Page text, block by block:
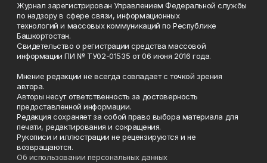
Журнал зарегистрирован Управлением Федеральной службы
по надзору в сфере связи, информационных
технологий и массовых коммуникаций по Республике
Башкортостан.
Свидетельство о регистрации средства массовой
информации ПИ № ТУ02-01535 от 06 июня 2016 года.
Мнение редакции не всегда совпадает с точкой зрения
автора.
Авторы несут ответственность за достоверность
предоставленной информации.
Редакция сохраняет за собой право выбора материала для
печати, редактирования и сокращения.
Рукописи и иллюстрации не рецензируются и не
возвращаются.
Об использовании персональных данных